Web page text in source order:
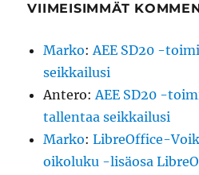
VIIMEISIMMÄT
Marko:AEE SD20 -
seikkailusi
Antero:AEE SD20 -
tallentaa seikkailusi
Marko:LibreOffice-
oikoluku -lisäosa